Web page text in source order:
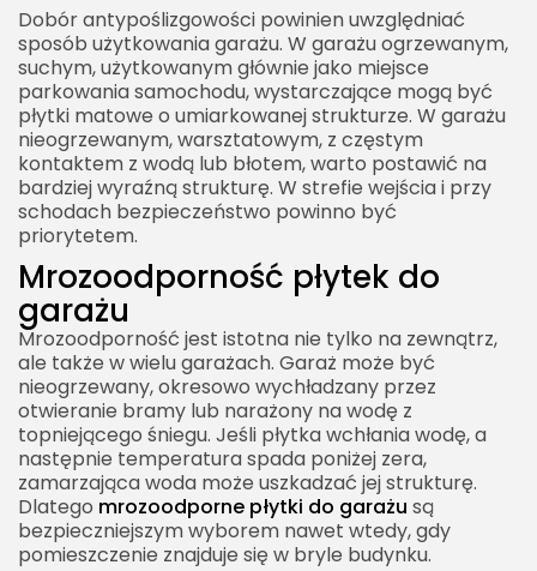
Dobór antypoślizgowości powinien uwzględniać
sposób użytkowania garażu. W garażu ogrzewanym,
suchym, użytkowanym głównie jako miejsce
parkowania samochodu, wystarczające mogą być
płytki matowe o umiarkowanej strukturze. W garażu
nieogrzewanym, warsztatowym, z częstym
kontaktem z wodą lub błotem, warto postawić na
bardziej wyraźną strukturę. W strefie wejścia i przy
schodach bezpieczeństwo powinno być
priorytetem.
Mrozoodporność płytek do
garażu
Mrozoodporność jest istotna nie tylko na zewnątrz,
ale także w wielu garażach. Garaż może być
nieogrzewany, okresowo wychładzany przez
otwieranie bramy lub narażony na wodę z
topniejącego śniegu. Jeśli płytka wchłania wodę, a
następnie temperatura spada poniżej zera,
zamarzająca woda może uszkadzać jej strukturę.
Dlatego mrozoodporne płytki do garażu są
bezpieczniejszym wyborem nawet wtedy, gdy
pomieszczenie znajduje się w bryle budynku.